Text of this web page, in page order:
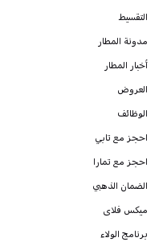
التقسيط
مدونة المطار
أخبار المطار
العروض
الوظائف
احجز مع تابي
احجز مع تمارا
الضمان الذهبي
ميكس فلاى
برنامج الولاء